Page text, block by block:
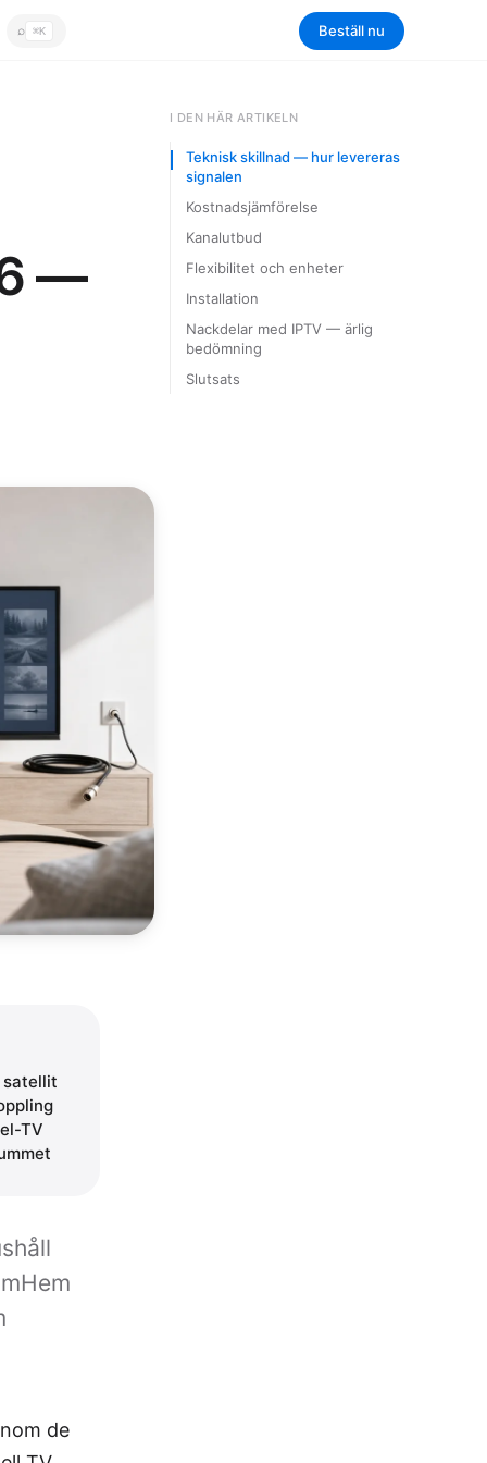
⌕
Sök⌘K Beställ nu
—
satellit
TV
de
I DEN HÄR ARTIKELN
Teknisk skillnad — hur levereras
signalen
Kostnadsjämförelse
Kanalutbud
Flexibilitet och enheter
Installation
Nackdelar med IPTV — ärlig
bedömning
Slutsats